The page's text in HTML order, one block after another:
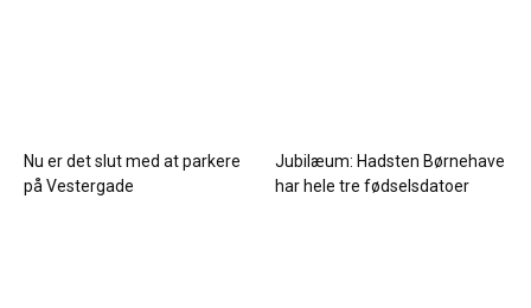
Nu er det slut med at parkere
på Vestergade
Jubilæum: Hadsten Børnehave
har hele tre fødselsdatoer